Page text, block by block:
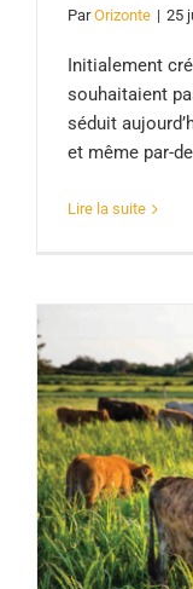
ParOrizonte | 25
Initialement
souhaitaient
séduit
et même par-
Lire la suite